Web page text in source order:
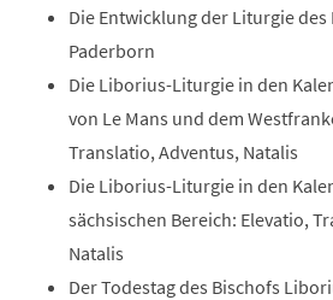
Die Entwicklung der Liturgie
Paderborn
Die Liborius-Liturgie in den
von Le Mans und dem
Translatio, Adventus, Natalis
Die Liborius-Liturgie in den
sächsischen Bereich: Elevatio,
Natalis
Der Todestag des Bischofs